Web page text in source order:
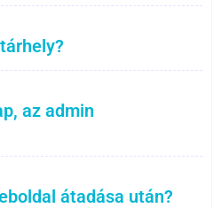
az admin
átadása után?